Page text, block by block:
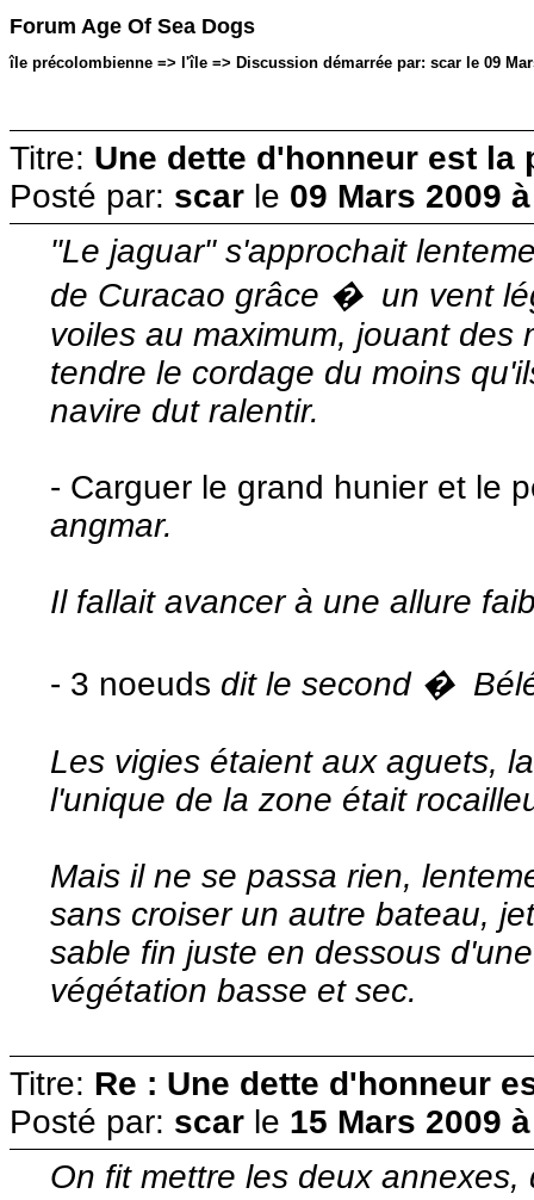
Forum Age Of Sea Dogs
île précolombienne => l'île => Discussion démarrée par: scar le 09
Titre: Une dette d'honneur est la
Posté par: scar le 09 Mars 2009
"Le jaguar" s'approchait
de Curacao grâce � un vent
voiles au maximum, jouant des
tendre le cordage du moins
navire dut ralentir.
- Carguer le grand hunier et le
angmar.
Il fallait avancer à une allure
- 3 noeuds dit le second �
Les vigies étaient aux aguets,
l'unique de la zone était
Mais il ne se passa rien,
sans croiser un autre bateau,
sable fin juste en dessous
végétation basse et sec.
Titre: Re : Une dette d'honneur
Posté par: scar le 15 Mars 2009
On fit mettre les deux